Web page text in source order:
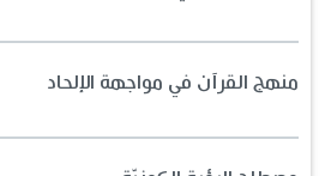
منهج القرآن في مواجهة الإلحاد